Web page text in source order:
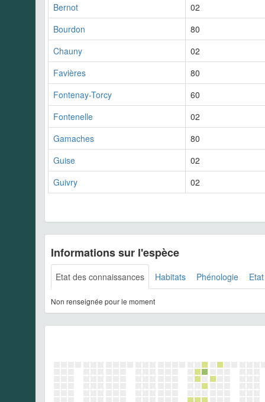
Bernot
02
Bourdon
80
Chauny
02
Favières
80
Fontenay-Torcy
60
Fontenelle
02
Gamaches
80
Guise
02
Guivry
02
Informations sur l'espèce
Etat des connaissances Habitats Phénologie
Non renseignée pour le moment